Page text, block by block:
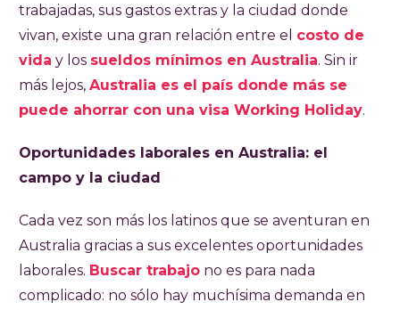
trabajadas, sus gastos extras y la ciudad donde
vivan, existe una gran relación entre el costo de
vida y los sueldos mínimos en Australia. Sin ir
más lejos, Australia es el país donde más se
puede ahorrar con una visa Working Holiday.
Oportunidades laborales en Australia: el
campo y la ciudad
Cada vez son más los latinos que se aventuran en
Australia gracias a sus excelentes oportunidades
laborales. Buscar trabajo no es para nada
complicado: no sólo hay muchísima demanda en